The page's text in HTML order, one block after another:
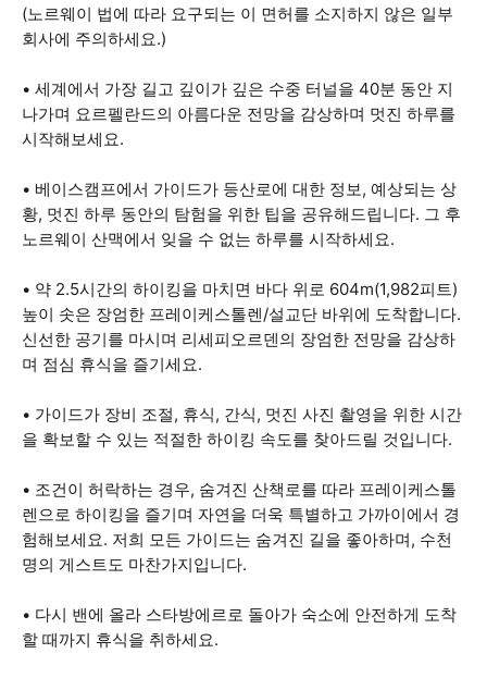
(노르웨이 법에 따라 요구되는 이 면허를 소지하지 않은 일부
회사에 주의하세요.)
• 세계에서 가장 길고 깊이가 깊은 수중 터널을 40분 동안 지
나가며 요르펠란드의 아름다운 전망을 감상하며 멋진 하루를
시작해보세요.
• 베이스캠프에서 가이드가 등산로에 대한 정보, 예상되는 상
황, 멋진 하루 동안의 탐험을 위한 팁을 공유해드립니다. 그 후
노르웨이 산맥에서 잊을 수 없는 하루를 시작하세요.
• 약 2.5시간의 하이킹을 마치면 바다 위로 604m(1,982피트)
높이 솟은 장엄한 프레이케스톨렌/설교단 바위에 도착합니다.
신선한 공기를 마시며 리세피오르덴의 장엄한 전망을 감상하
며 점심 휴식을 즐기세요.
• 가이드가 장비 조절, 휴식, 간식, 멋진 사진 촬영을 위한 시간
을 확보할 수 있는 적절한 하이킹 속도를 찾아드릴 것입니다.
• 조건이 허락하는 경우, 숨겨진 산책로를 따라 프레이케스톨
렌으로 하이킹을 즐기며 자연을 더욱 특별하고 가까이에서 경
험해보세요. 저희 모든 가이드는 숨겨진 길을 좋아하며, 수천
명의 게스트도 마찬가지입니다.
• 다시 밴에 올라 스타방에르로 돌아가 숙소에 안전하게 도착
할 때까지 휴식을 취하세요.